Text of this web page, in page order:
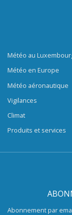
Météo au
Météo en Europe
Météo aéronautique
Vigilances
Climat
Produits et services
Abonnement par